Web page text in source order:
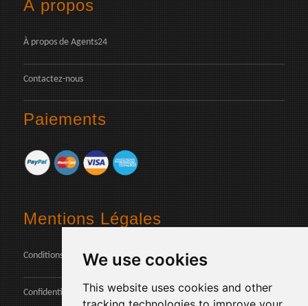
We use cookies
This website uses cookies and other
À propos
À propos de Agents24
Contactez-nous
Paiements
Mentions Légales
Conditions
Confidentialité des données